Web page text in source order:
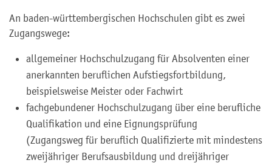
An baden-württembergischen Hochschulen gibt es zwei
Zugangswege:
allgemeiner Hochschulzugang für Absolventen einer
anerkannten beruflichen Aufstiegsfortbildung,
beispielsweise Meister oder Fachwirt
fachgebundener Hochschulzugang über eine berufliche
Qualifikation und eine Eignungsprüfung
(Zugangsweg für beruflich Qualifizierte mit mindestens
zweijähriger Berufsausbildung und dreijähriger